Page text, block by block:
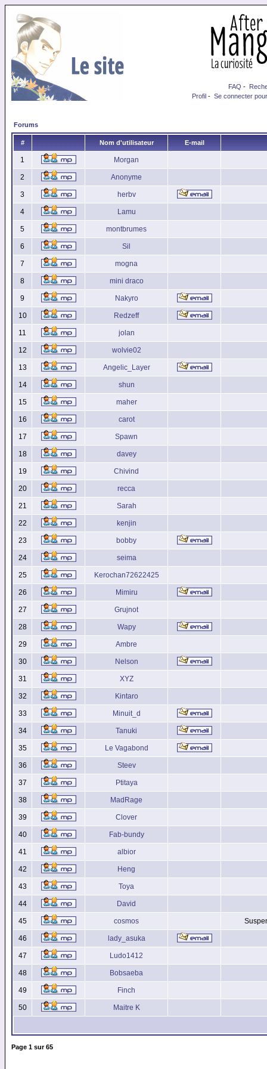
FAQ -
Profil - Se connecter
Forums
# Nom d'utilisateur E-mail
1 Morgan
2 Anonyme
3 herbv
4 Lamu
5 montbrumes
6 Sil
7 mogna
8 mini draco
9 Nakyro
10 Redzeff
11 jolan
12 wolvie02
13 Angelic_Layer
14 shun
15 maher
16 carot
17 Spawn
18 davey
19 Chivind
20 recca
21 Sarah
22 kenjin
23 bobby
24 seima
25 Kerochan72622425
26 Mimiru
27 Grujnot
28 Wapy
29 Ambre
30 Nelson
31 XYZ
32 Kintaro
33 Minuit_d
34 Tanuki
35 Le Vagabond
36 Steev
37 Ptitaya
38 MadRage
39 Clover
40 Fab-bundy
41 albior
42 Heng
43 Toya
44 David
45 cosmos
46 lady_asuka
47 Ludo1412
48 Bobsaeba
49 Finch
50 Maitre K
Page 1 sur65